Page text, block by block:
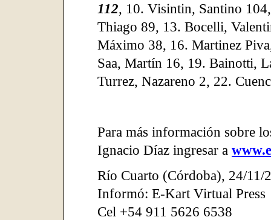
112, 10. Visintin, Santino
Thiago 89, 13. Bocelli,
Máximo 38, 16. Martinez
Saa, Martín 16, 19. Bainotti,
Turrez, Nazareno 2, 22.
Para más información sobre
Ignacio Díaz ingresar a
Río Cuarto (Córdoba), 24/11/
Informó: E-Kart Virtual Press
Cel +54 911 5626 6538